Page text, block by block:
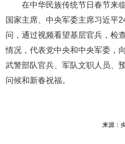
在中华民族传统节日春节来
国家主席、中央军委主席习近平
问，通过视频看望基层官兵，检
情况，代表党中央和中央军委，
武警部队官兵、军队文职人员、
问候和新春祝福。
来源：